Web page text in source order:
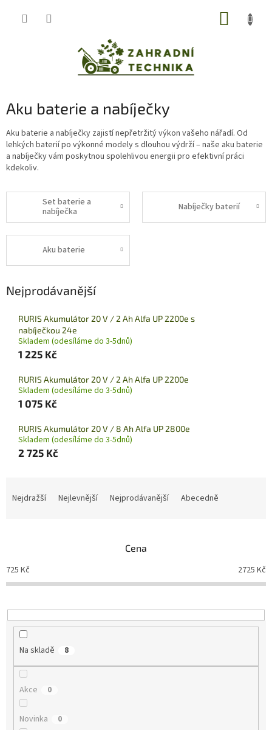
Aku baterie a nabíječky
Aku baterie a nabíječky zajistí nepřetržitý výkon vašeho nářadí. Od
lehkých baterií po výkonné modely s dlouhou výdrží – naše aku baterie
a nabíječky vám poskytnou spolehlivou energii pro efektivní práci
kdekoliv.
Set baterie a
nabíječka
Nabíječky baterií
Aku baterie
Nejprodávanější
RURIS Akumulátor 20 V / 2 Ah Alfa UP 2200e s
nabíječkou 24e
Skladem (odesíláme do 3-5dnů)
1 225 Kč
RURIS Akumulátor 20 V / 2 Ah Alfa UP 2200e
Skladem (odesíláme do 3-5dnů)
1 075 Kč
RURIS Akumulátor 20 V / 8 Ah Alfa UP 2800e
Skladem (odesíláme do 3-5dnů)
2 725 Kč
p
u
Nejdražší Nejlevnější Nejprodávanější Abecedně
Cena
725 Kč 2725 Kč
Na skladě 8
Akce 0
Novinka 0